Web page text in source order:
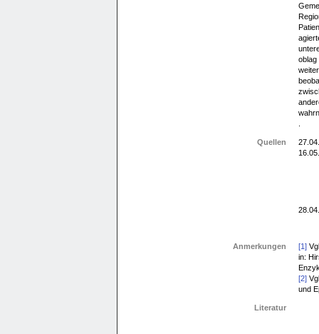
oblag
Quellen
Anmerkungen [1]
in:
[2]
und
Literatur